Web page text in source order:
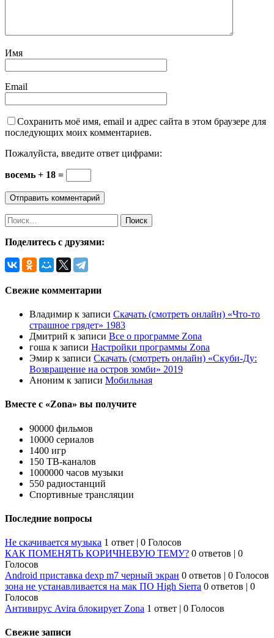
Имя
Email
Сохранить моё имя, email и адрес сайта в этом браузере для
последующих моих комментариев.
Пожалуйста, введите ответ цифрами:
восемь + 18 =
Найти:
Поделитесь с друзями:
Свежие комментарии
Владимир к записи Скачать (смотреть онлайн) «Что-то
страшное грядет» 1983
Дмитрий к записи Все о программе Zona
гоша к записи Настройки программы Zona
Эмир к записи Скачать (смотреть онлайн) «Скуби-Ду:
Возвращение на остров зомби» 2019
Аноним к записи Мобильная
Вместе с «Zona» вы получите
90000 фильмов
10000 сериалов
1400 игр
150 ТВ-каналов
1000000 часов музыки
550 радиостанций
Спортивные трансляции
Последние вопросы
Не скачивается музыка 1 ответ | 0 Голосов
КАК ПОМЕНЯТЬ КОРИЧНЕВУЮ ТЕМУ? 0 ответов | 0
Голосов
Android приставка dexp m7 черный экран 0 ответов | 0 Голосов
зона не устанавливается на мак ПО High Sierra 0 ответов | 0
Голосов
Антивирус Avira блокирует Zona 1 ответ | 0 Голосов
Свежие записи